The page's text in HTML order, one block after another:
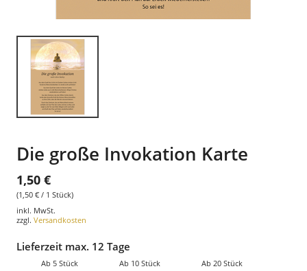
Die große Invokation Karte
1,50 €
(1,50 € / 1 Stück)
inkl. MwSt.
zzgl. Versandkosten
Lieferzeit max. 12 Tage
Ab 5 Stück Ab 10 Stück Ab 20 Stück